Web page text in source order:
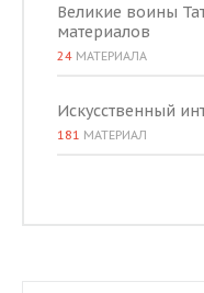
Великие воины
материалов
24 МАТЕРИАЛА
Искусственный
181 МАТЕРИАЛ